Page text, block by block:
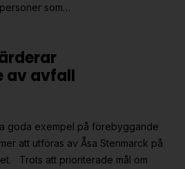
som…
av avfall
goda exempel på förebyggande
att utföras av Åsa Stenmarck på
Trots att prioriterade mål om